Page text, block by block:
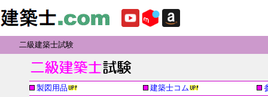
二級建築士試験
製図用品 建築士コム